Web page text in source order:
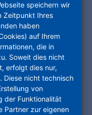
auf
auf Ihre
UNS
speichern wir
Zeitpunkt Ihres
haben
auf Ihrem
die in
Soweit dies nicht
erfolgt dies nur,
Diese nicht technisch
von
der Funktionalität
Partner zur eigenen